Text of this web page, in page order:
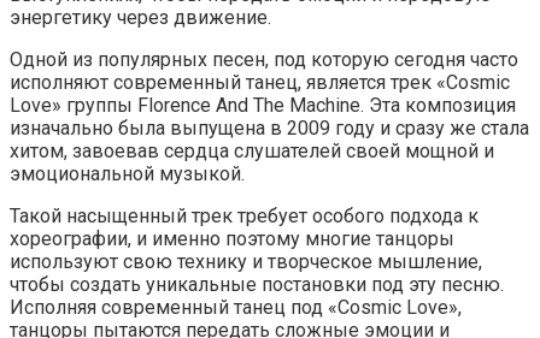
энергетику через движение.
Одной из популярных песен, под которую сегодня часто
исполняют современный танец, является трек «Cosmic
Love» группы Florence And The Machine. Эта композиция
изначально была выпущена в 2009 году и сразу же стала
хитом, завоевав сердца слушателей своей мощной и
эмоциональной музыкой.
Такой насыщенный трек требует особого подхода к
хореографии, и именно поэтому многие танцоры
используют свою технику и творческое мышление,
чтобы создать уникальные постановки под эту песню.
Исполняя современный танец под «Cosmic Love»,
танцоры пытаются передать сложные эмоции и